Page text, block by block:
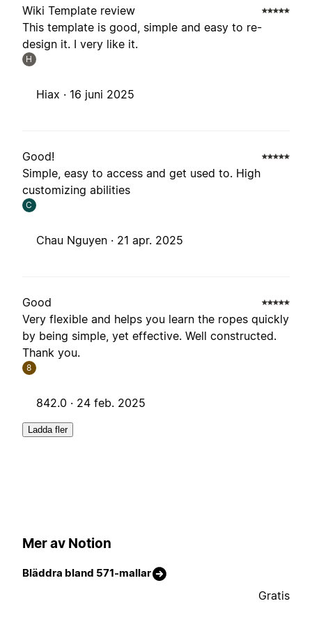
Wiki Template review
This template is good, simple and easy to re-
design it. I very like it.
H
Hiax · 16 juni 2025
Good!
Simple, easy to access and get used to. High
customizing abilities
C
Chau Nguyen · 21 apr. 2025
Good
Very flexible and helps you learn the ropes quickly
by being simple, yet effective. Well constructed.
Thank you.
8
842.0 · 24 feb. 2025
Ladda fler
Mer av Notion
Bläddra bland 571-mallar
Gratis